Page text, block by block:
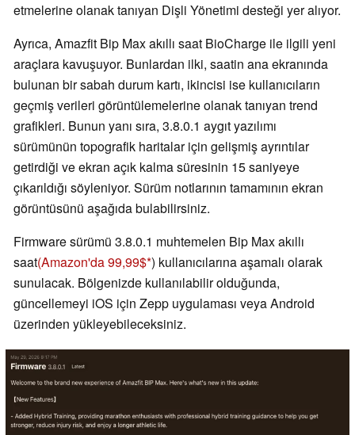
etmelerine olanak tanıyan Dişli Yönetimi desteği yer alıyor.
Ayrıca, Amazfit Bip Max akıllı saat BioCharge ile ilgili yeni
araçlara kavuşuyor. Bunlardan ilki, saatin ana ekranında
bulunan bir sabah durum kartı, ikincisi ise kullanıcıların
geçmiş verileri görüntülemelerine olanak tanıyan trend
grafikleri. Bunun yanı sıra, 3.8.0.1 aygıt yazılımı
sürümünün topografik haritalar için gelişmiş ayrıntılar
getirdiği ve ekran açık kalma süresinin 15 saniyeye
çıkarıldığı söyleniyor. Sürüm notlarının tamamının ekran
görüntüsünü aşağıda bulabilirsiniz.
Firmware sürümü 3.8.0.1 muhtemelen Bip Max akıllı
saat(Amazon'da 99,99$ ) kullanıcılarına aşamalı olarak
sunulacak. Bölgenizde kullanılabilir olduğunda,
güncellemeyi iOS için Zepp uygulaması veya Android
üzerinden yükleyebileceksiniz.